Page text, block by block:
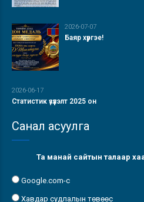
2026-07-07
Баяр хүргэе!
2026-06-17
Статистик үзүүлэлт 2025 он
Санал асуулга
Та манай сайтын талаар
Google.com-с
Хавдар судлалын төвөөс